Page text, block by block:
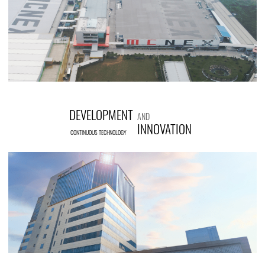
CONTINUOUS TECHNOLOGY
DEVELOPMENT AND
INNOVATION